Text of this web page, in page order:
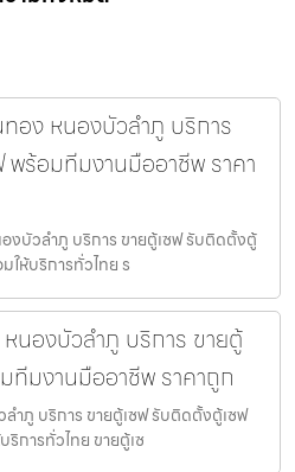
อง หนองบัวลำภู บริการ
พร้อมทีมงานมืออาชีพ ราคา
งบัวลำภู บริการ ขายตู้เซฟ รับติดตั้งตู้
ห้บริการทั่วไทย ร
นองบัวลำภู บริการ ขายตู้
ทีมงานมืออาชีพ ราคาถูก
ำภู บริการ ขายตู้เซฟ รับติดตั้งตู้เซฟ
การทั่วไทย ขายตู้เซ